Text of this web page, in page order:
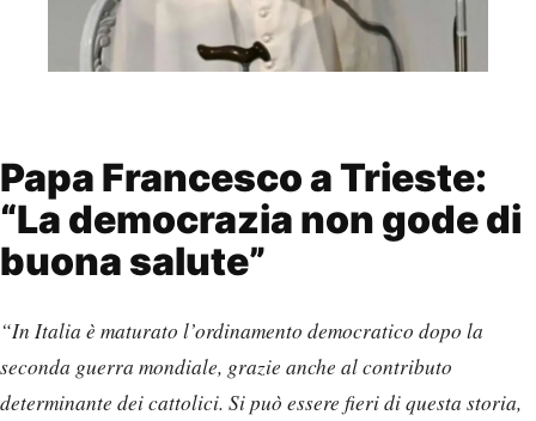
Papa Francesco a Trieste:
“La democrazia non gode di
buona salute”
“In Italia è maturato l’ordinamento democratico dopo la
seconda guerra mondiale, grazie anche al contributo
determinante dei cattolici. Si può essere fieri di questa storia,